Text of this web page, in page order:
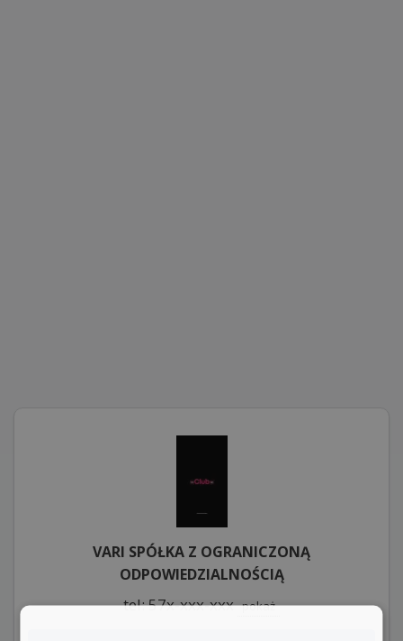
VARI SPÓŁKA Z OGRANICZONĄ
ODPOWIEDZIALNOŚCIĄ
tel: 57x-xxx-xxx pokaż